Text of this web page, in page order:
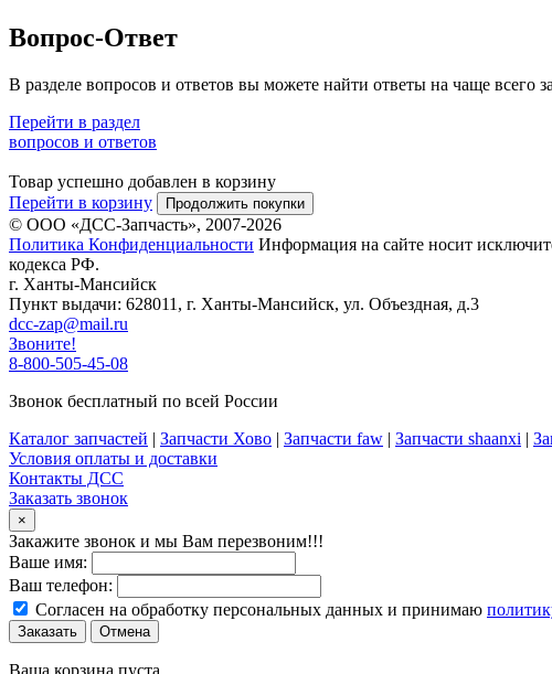
Вопрос-Ответ
В разделе вопросов и ответов вы можете найти ответы на чаще всего
Перейти в раздел
вопросов и ответов
Товар успешно добавлен в корзину
Перейти в корзину
Продолжить покупки
© ООО «ДСС-Запчасть», 2007-2026
Политика Конфиденциальности Информация на сайте носит
кодекса РФ.
г. Ханты-Мансийск
Пункт выдачи: 628011, г. Ханты-Мансийск, ул. Объездная, д.3
dcc-zap@mail.ru
Звоните!
8-800-505-45-08
Звонок бесплатный по всей России
Каталог запчастей | Запчасти Хово | Запчасти faw | Запчасти shaanxi |
Условия оплаты и доставки
Контакты ДСС
Заказать звонок
×
Закажите звонок и мы Вам перезвоним!!!
Ваше имя:
Ваш телефон:
Согласен на обработку персональных данных и принимаю
Заказать Отмена
Ваша корзина пуста